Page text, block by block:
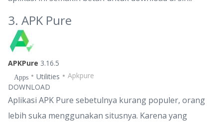
3. APK Pure
APKPure 3.16.5
Apps Utilities
Apkpure
DOWNLOAD
Aplikasi APK Pure sebetulnya kurang populer, orang
lebih suka menggunakan situsnya. Karena yang